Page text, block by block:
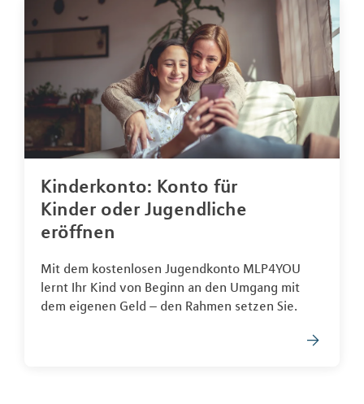
Kinderkonto: Konto für
Kinder oder Jugendliche
eröffnen
Mit dem kostenlosen Jugendkonto MLP4YOU
lernt Ihr Kind von Beginn an den Umgang mit
dem eigenen Geld – den Rahmen setzen Sie.